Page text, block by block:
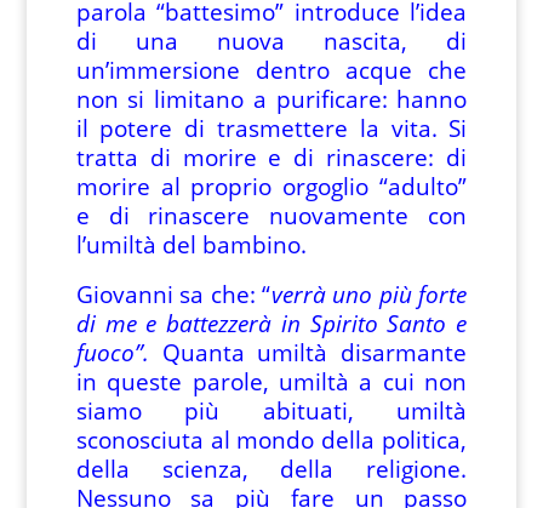
parola “battesimo” introduce l’idea
di una nuova nascita, di
un’immersione dentro acque che
non si limitano a purificare: hanno
il potere di trasmettere la vita. Si
tratta di morire e di rinascere: di
morire al proprio orgoglio “adulto”
e di rinascere nuovamente con
l’umiltà del bambino.
Giovanni sa che: “verrà uno più forte
di me e battezzerà in Spirito Santo e
fuoco”. Quanta umiltà disarmante
in queste parole, umiltà a cui non
siamo più abituati, umiltà
sconosciuta al mondo della politica,
della scienza, della religione.
Nessuno sa più fare un passo